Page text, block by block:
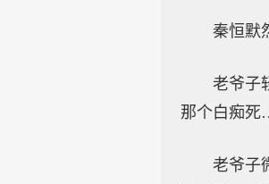
秦恒默
老爷子
那个白痴死
老爷子